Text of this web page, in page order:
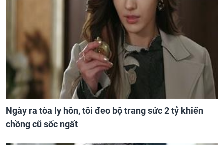
Ngày ra tòa ly hôn, tôi đeo bộ trang sức 2 tỷ khiến
chồng cũ sốc ngất